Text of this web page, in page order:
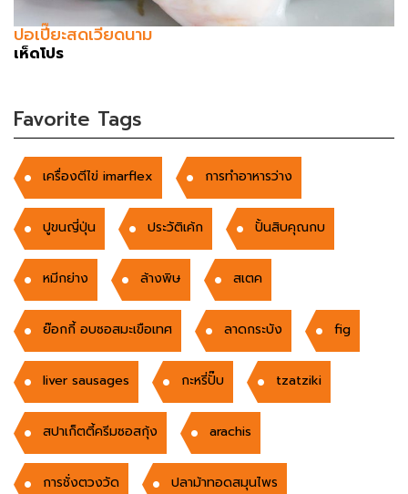
ปอเปี๊ยะสดเวียดนาม
เห็ดโปร
Favorite Tags
เครื่องตีไข่ imarflex การทำอาหารว่าง
ปูขนญี่ปุ่น ประวัติเค้ก ปั้นสิบคุณกบ
หมีกย่าง ล้างพิษ สเตค
ย๊อกกี้ อบซอสมะเขือเทศ ลาดกระบัง fig
liver sausages กะหรี่ปั๊บ tzatziki
สปาเก็ตตี้ครีมซอสกุ้ง arachis
การชั่งตวงวัด ปลาม้าทอดสมุนไพร